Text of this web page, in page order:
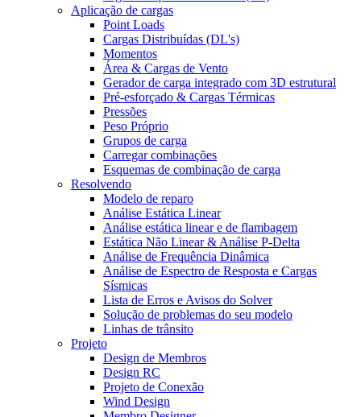
Aplicação de cargas
Point Loads
Cargas Distribuídas (DL's)
Momentos
Área & Cargas de Vento
Gerador de carga integrado com 3D estrutural
Pré-esforçado & Cargas Térmicas
Pressões
Peso Próprio
Grupos de carga
Carregar combinações
Esquemas de combinação de carga
Resolvendo
Modelo de reparo
Análise Estática Linear
Análise estática linear e de flambagem
Estática Não Linear & Análise P-Delta
Análise de Frequência Dinâmica
Análise de Espectro de Resposta e Cargas
Sísmicas
Lista de Erros e Avisos do Solver
Solução de problemas do seu modelo
Linhas de trânsito
Projeto
Design de Membros
Design RC
Projeto de Conexão
Wind Design